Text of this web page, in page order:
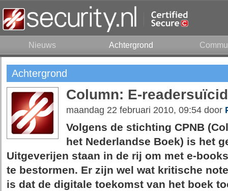
Nieuws Achtergrond
Achtergrond
Column: E-
maandag 22 februari 2010, 09:54 door
Volgens de stichting CPNB
het Nederlandse Boek) is het
Uitgeverijen staan in de rij om met e-
te bestormen. Er zijn wel wat kritische
is dat de digitale toekomst van het boek